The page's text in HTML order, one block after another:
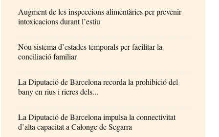
Augment de les inspeccions alimentàries per prevenir
intoxicacions durant l’estiu
Nou sistema d’estades temporals per facilitar la
conciliació familiar
La Diputació de Barcelona recorda la prohibició del
bany en rius i rieres dels...
La Diputació de Barcelona impulsa la connectivitat
d’alta capacitat a Calonge de Segarra